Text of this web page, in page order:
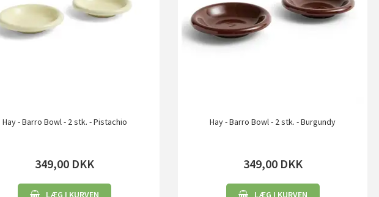
Hay - Barro Bowl - 2 stk. - Pistachio
349,00 DKK
LÆG I KURVEN
Hay - Barro Bowl - 2 stk. - Burgundy
349,00 DKK
LÆG I KURVEN